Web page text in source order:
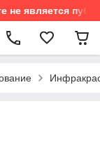
не является